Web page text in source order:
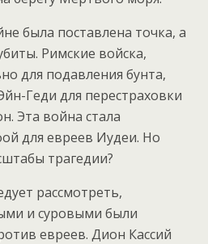
была поставлена точка, а
Римские войска,
для подавления бунта,
Геди для перестраховки
Эта война стала
для евреев Иудеи. Но
трагедии?
рассмотреть,
и суровыми были
евреев. Дион Кассий